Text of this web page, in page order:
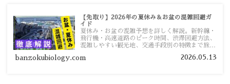
【先取り】2026年の夏休み＆お盆の混雑回避ガ
イド
夏休み・お盆の混雑予想を詳しく解説。新幹線・
飛行機・高速道路のピーク時間、渋滞回避方法、
混雑しやすい観光地、交通手段別の特徴まで旅行
banzokubiology.com 2026.05.13